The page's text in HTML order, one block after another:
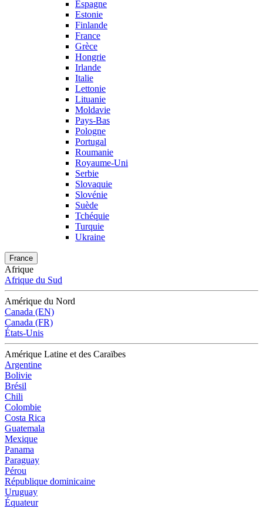
Espagne
Estonie
Finlande
France
Grèce
Hongrie
Irlande
Italie
Lettonie
Lituanie
Moldavie
Pays-Bas
Pologne
Portugal
Roumanie
Royaume-Uni
Serbie
Slovaquie
Slovénie
Suède
Tchéquie
Turquie
Ukraine
France
Afrique
Afrique du Sud
Amérique du Nord
Canada (EN)
Canada (FR)
États-Unis
Amérique Latine et des Caraïbes
Argentine
Bolivie
Brésil
Chili
Colombie
Costa Rica
Guatemala
Mexique
Panama
Paraguay
Pérou
République dominicaine
Uruguay
Équateur